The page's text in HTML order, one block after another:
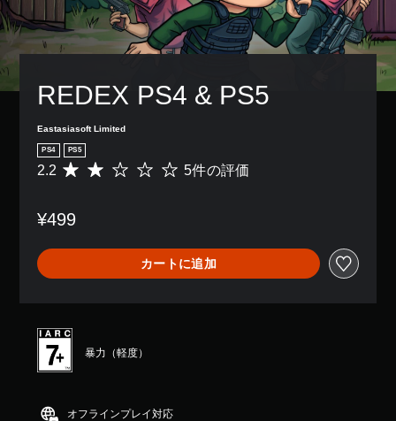
REDEX PS4 & PS5
Eastasiasoft Limited
PS4 PS5
評
は
、
平
均
は
の
2.2 5件の評価
¥499
カートに追加
暴力（軽度）
オフラインプレイ対応